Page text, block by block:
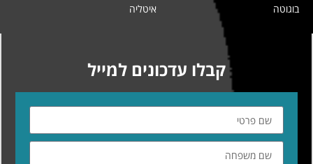
בוגוטה
איטליה
קבלו עדכונים למייל